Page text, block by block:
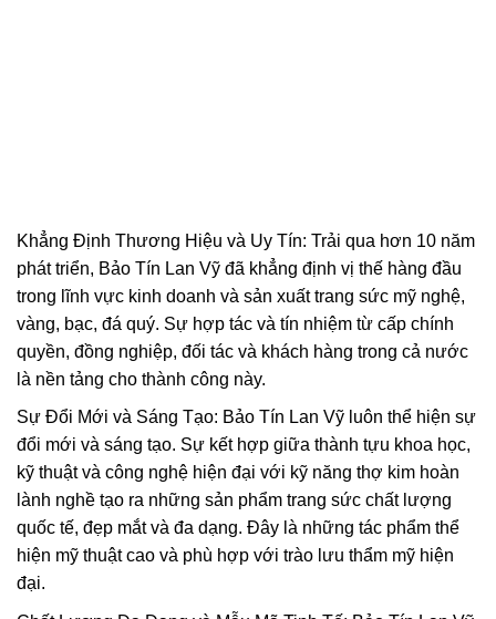
Khẳng Định Thương Hiệu và Uy Tín: Trải qua hơn 10 năm
phát triển, Bảo Tín Lan Vỹ đã khẳng định vị thế hàng đầu
trong lĩnh vực kinh doanh và sản xuất trang sức mỹ nghệ,
vàng, bạc, đá quý. Sự hợp tác và tín nhiệm từ cấp chính
quyền, đồng nghiệp, đối tác và khách hàng trong cả nước
là nền tảng cho thành công này.
Sự Đổi Mới và Sáng Tạo: Bảo Tín Lan Vỹ luôn thể hiện sự
đổi mới và sáng tạo. Sự kết hợp giữa thành tựu khoa học,
kỹ thuật và công nghệ hiện đại với kỹ năng thợ kim hoàn
lành nghề tạo ra những sản phẩm trang sức chất lượng
quốc tế, đẹp mắt và đa dạng. Đây là những tác phẩm thể
hiện mỹ thuật cao và phù hợp với trào lưu thẩm mỹ hiện
đại.